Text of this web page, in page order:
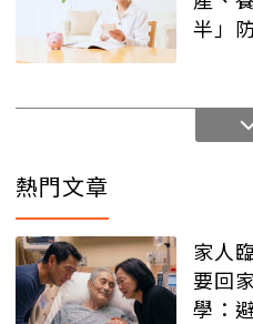
半」
熱門文章
家人
要回
學：